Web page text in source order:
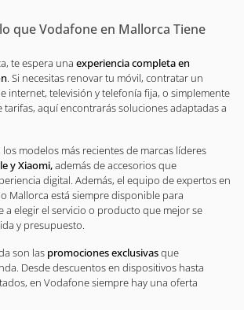
que Vodafone en Mallorca Tiene
te espera una experiencia completa en
. Si necesitas renovar tu móvil, contratar un
internet, televisión y telefonía fija, o simplemente
tarifas, aquí encontrarás soluciones adaptadas a
modelos más recientes de marcas líderes
y Xiaomi,además de accesorios que
digital. Además, el equipo de expertos en
Mallorca está siempre disponible para
a elegir el servicio o producto que mejor se
y presupuesto.
son las promociones exclusivasque
Desde descuentos en dispositivos hasta
en Vodafone siempre hay una oferta